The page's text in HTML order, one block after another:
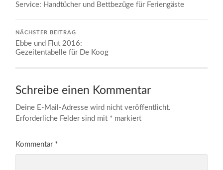
Service: Handtücher und Bettbezüge für Feriengäste
NÄCHSTER BEITRAG
Ebbe und Flut 2016:
Gezeitentabelle für De Koog
Schreibe einen Kommentar
Deine E-Mail-Adresse wird nicht veröffentlicht.
Erforderliche Felder sind mit * markiert
Kommentar *